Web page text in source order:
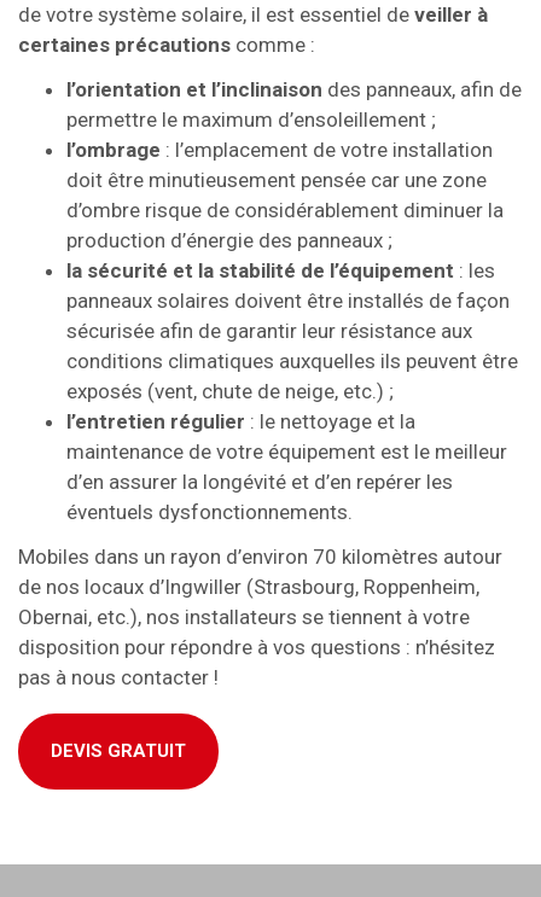
de votre système solaire, il est essentiel de veiller à
certaines précautions comme :
l’orientation et l’inclinaison des panneaux, afin de
permettre le maximum d’ensoleillement ;
l’ombrage : l’emplacement de votre installation
doit être minutieusement pensée car une zone
d’ombre risque de considérablement diminuer la
production d’énergie des panneaux ;
la sécurité et la stabilité de l’équipement : les
panneaux solaires doivent être installés de façon
sécurisée afin de garantir leur résistance aux
conditions climatiques auxquelles ils peuvent être
exposés (vent, chute de neige, etc.) ;
l’entretien régulier : le nettoyage et la
maintenance de votre équipement est le meilleur
d’en assurer la longévité et d’en repérer les
éventuels dysfonctionnements.
Mobiles dans un rayon d’environ 70 kilomètres autour
de nos locaux d’Ingwiller (Strasbourg, Roppenheim,
Obernai, etc.), nos installateurs se tiennent à votre
disposition pour répondre à vos questions : n’hésitez
pas à nous contacter !
DEVIS GRATUIT